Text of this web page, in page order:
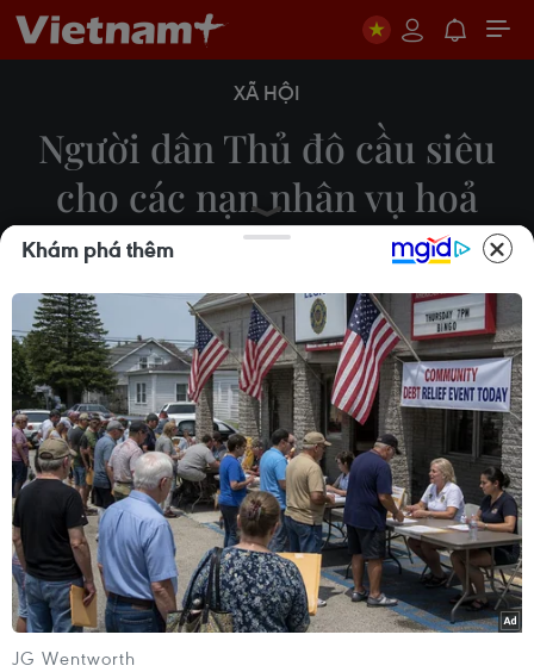
XÃ HỘI
Người dân Thủ đô cầu siêu
cho các nạn nhân vụ hoả
hoạn tại Khương Hạ
Tuấn Đức
16/09/2023 11:20
Chiều 16/9/2023, hàng trăm người dân đổ về
chùa Phụng Lộc để làm lễ cầu siêu cho các nạn
nhân thiệt mạng trong vụ hoả hoạn xảy ra ở
"chung cư mini" số 37 ngách 29/70, phố Khương
Hạ hôm 12/9 vừa qua.
Khám phá thêm
JG Wentworth